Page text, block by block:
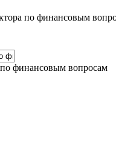
по финансовым
по финансовым вопросам